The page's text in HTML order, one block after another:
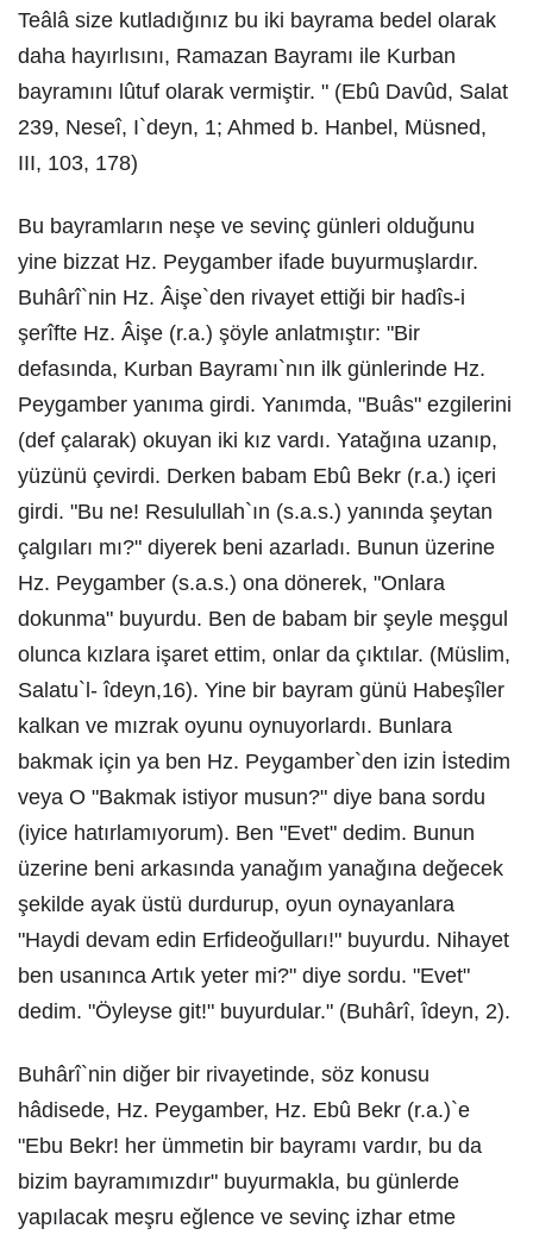
Teâlâ size kutladığınız bu iki bayrama bedel olarak
daha hayırlısını, Ramazan Bayramı ile Kurban
bayramını lûtuf olarak vermiştir. " (Ebû Davûd, Salat
239, Neseî, I`deyn, 1; Ahmed b. Hanbel, Müsned,
III, 103, 178)
Bu bayramların neşe ve sevinç günleri olduğunu
yine bizzat Hz. Peygamber ifade buyurmuşlardır.
Buhârî`nin Hz. Âişe`den rivayet ettiği bir hadîs-i
şerîfte Hz. Âişe (r.a.) şöyle anlatmıştır: "Bir
defasında, Kurban Bayramı`nın ilk günlerinde Hz.
Peygamber yanıma girdi. Yanımda, "Buâs" ezgilerini
(def çalarak) okuyan iki kız vardı. Yatağına uzanıp,
yüzünü çevirdi. Derken babam Ebû Bekr (r.a.) içeri
girdi. "Bu ne! Resulullah`ın (s.a.s.) yanında şeytan
çalgıları mı?" diyerek beni azarladı. Bunun üzerine
Hz. Peygamber (s.a.s.) ona dönerek, "Onlara
dokunma" buyurdu. Ben de babam bir şeyle meşgul
olunca kızlara işaret ettim, onlar da çıktılar. (Müslim,
Salatu`l- îdeyn,16). Yine bir bayram günü Habeşîler
kalkan ve mızrak oyunu oynuyorlardı. Bunlara
bakmak için ya ben Hz. Peygamber`den izin İstedim
veya O "Bakmak istiyor musun?" diye bana sordu
(iyice hatırlamıyorum). Ben "Evet" dedim. Bunun
üzerine beni arkasında yanağım yanağına değecek
şekilde ayak üstü durdurup, oyun oynayanlara
"Haydi devam edin Erfideoğulları!" buyurdu. Nihayet
ben usanınca Artık yeter mi?" diye sordu. "Evet"
dedim. "Öyleyse git!" buyurdular." (Buhârî, îdeyn, 2).
Buhârî`nin diğer bir rivayetinde, söz konusu
hâdisede, Hz. Peygamber, Hz. Ebû Bekr (r.a.)`e
"Ebu Bekr! her ümmetin bir bayramı vardır, bu da
bizim bayramımızdır" buyurmakla, bu günlerde
yapılacak meşru eğlence ve sevinç izhar etme